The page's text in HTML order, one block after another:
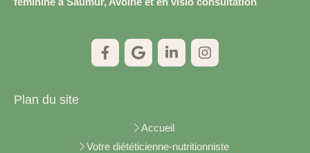
Plan du site
Accueil
Votre diététicienne-nutritionniste